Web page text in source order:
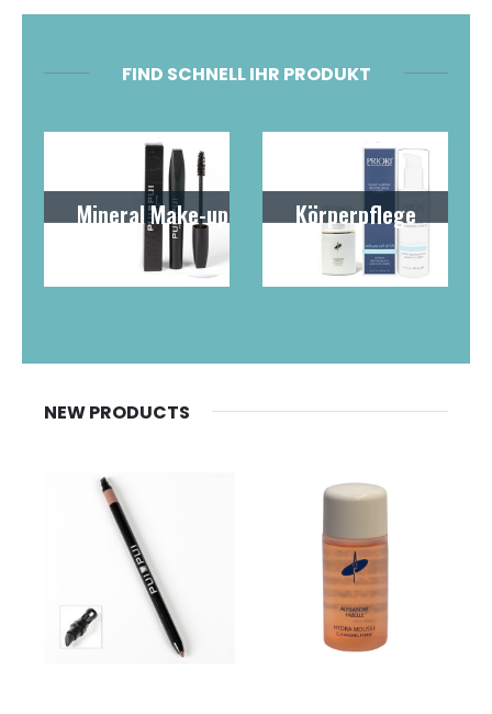
FIND SCHNELL IHR PRODUKT
Mineral Make-up Körperpflege
NEW PRODUCTS